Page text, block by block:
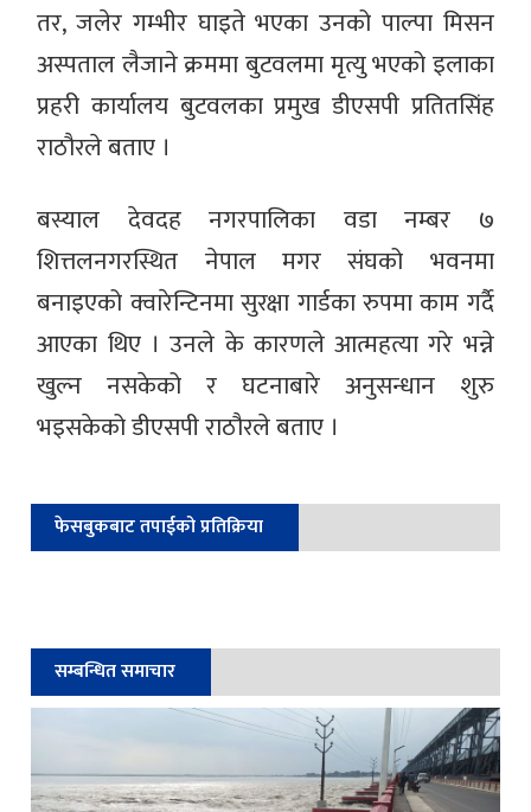
तर, जलेर गम्भीर घाइते भएका उनको पाल्पा मिसन
अस्पताल लैजाने क्रममा बुटवलमा मृत्यु भएको इलाका
प्रहरी कार्यालय बुटवलका प्रमुख डीएसपी प्रतितसिंह
राठौरले बताए ।
बस्याल देवदह नगरपालिका वडा नम्बर ७
शित्तलनगरस्थित नेपाल मगर संघको भवनमा
बनाइएको क्वारेन्टिनमा सुरक्षा गार्डका रुपमा काम गर्दै
आएका थिए । उनले के कारणले आत्महत्या गरे भन्ने
खुल्न नसकेको र घटनाबारे अनुसन्धान शुरु
भइसकेको डीएसपी राठौरले बताए ।
फेसबुकबाट तपाईको प्रतिक्रिया
सम्बन्धित समाचार